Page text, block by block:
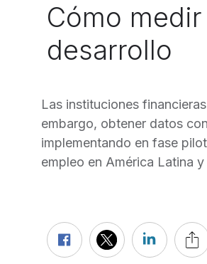
Cómo
desarrollo
Las instituciones
embargo, obtener datos
implementando en fase
empleo en América Latina y